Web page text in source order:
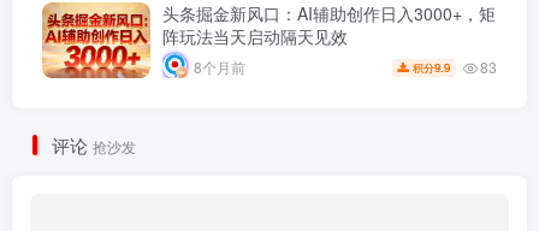
头条掘金新风口：AI辅助创作日入3000+，矩
阵玩法当天启动隔天见效
8个月前 积分9.9 83
评论 抢沙发